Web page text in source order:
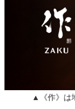
▲《作》は